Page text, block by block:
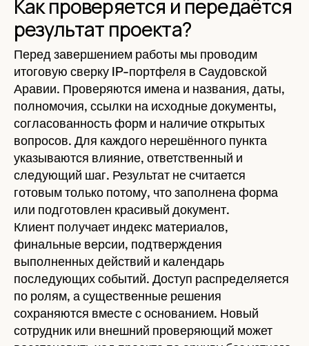
Как проверяется и передаётся
результат проекта?
Перед завершением работы мы проводим
итоговую сверку IP-портфеля в Саудовской
Аравии. Проверяются имена и названия, даты,
полномочия, ссылки на исходные документы,
согласованность форм и наличие открытых
вопросов. Для каждого нерешённого пункта
указываются влияние, ответственный и
следующий шаг. Результат не считается
готовым только потому, что заполнена форма
или подготовлен красивый документ.
Клиент получает индекс материалов,
финальные версии, подтверждения
выполненных действий и календарь
последующих событий. Доступ распределяется
по ролям, а существенные решения
сохраняются вместе с основанием. Новый
сотрудник или внешний проверяющий может